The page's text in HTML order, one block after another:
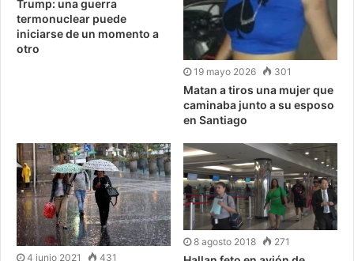
Trump: una guerra
termonuclear puede
iniciarse de un momento a
otro
19 mayo 2026 301
Matan a tiros una mujer que
caminaba junto a su esposo
en Santiago
4 junio 2021 431
8 agosto 2018 271